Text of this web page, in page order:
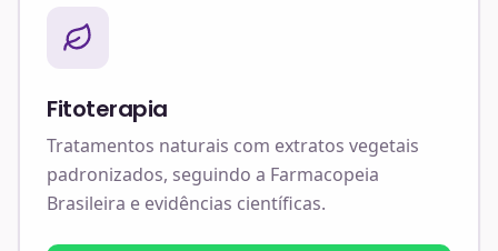
Fitoterapia
Tratamentos naturais com extratos vegetais
padronizados, seguindo a Farmacopeia
Brasileira e evidências científicas.